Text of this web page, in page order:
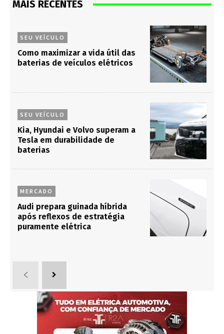
MAIS RECENTES
SEU VEÍCULO
Como maximizar a vida útil das
baterias de veículos elétricos
SEU VEÍCULO
Kia, Hyundai e Volvo superam a
Tesla em durabilidade de
baterias
MERCADO
Audi prepara guinada híbrida
após reflexos de estratégia
puramente elétrica